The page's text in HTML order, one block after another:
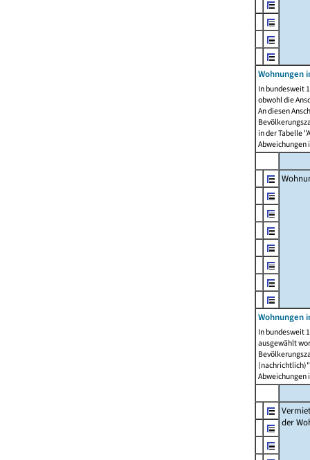
Wohnungen
In bundesweit
obwohl die
An diesen
in der Tabelle
Abweichungen
Wohnungen
In bundesweit
ausgewählt
Abweichungen
der